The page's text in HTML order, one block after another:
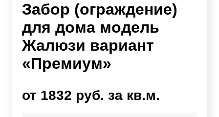
Забор (ограждение)
для дома модель
Жалюзи вариант
«Премиум»
от 1832 руб. за кв.м.